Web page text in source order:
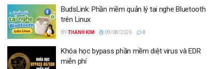
BudsLink: Phần mềm quản lý tai nghe Bluetooth
trên Linux
BYTHANH KIM 09/08/2026 0
Khóa học bypass phần mềm diệt virus và EDR
miễn phí